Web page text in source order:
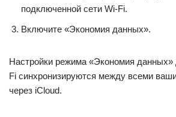
подключенной сети Wi-Fi.
Включите «Экономия данных».
Настройки режима «Экономия данных»
Fi синхронизируются между всеми
через iCloud.